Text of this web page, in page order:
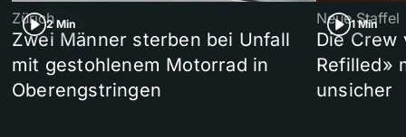
2 Min
Zürich
Zwei Männer sterben bei Unfall
mit gestohlenem Motorrad in
Oberengstringen
1 Min
Neue Staffel
Die Crew
Refilled»
unsicher